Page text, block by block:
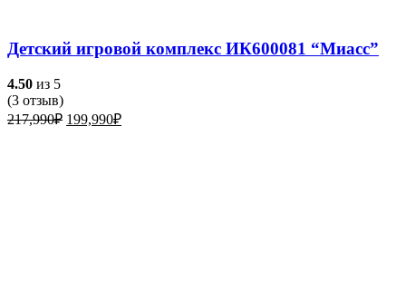
Детский игровой комплекс ИК600081 “Миасс”
4.50 из 5
(3 отзыв)
217,990₽ Первоначальная
199,990₽Текущая